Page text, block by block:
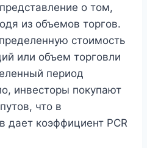
о том,
из объемов торгов.
стоимость
или объем торговли
период
инвесторы покупают
что в
дает коэффициент PCR